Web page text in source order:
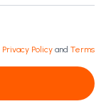
Privacy Policy and Terms